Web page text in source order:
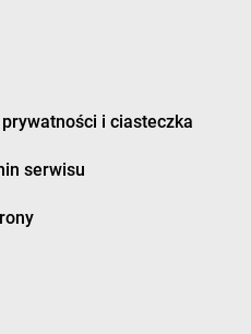
i ciasteczka
serwisu